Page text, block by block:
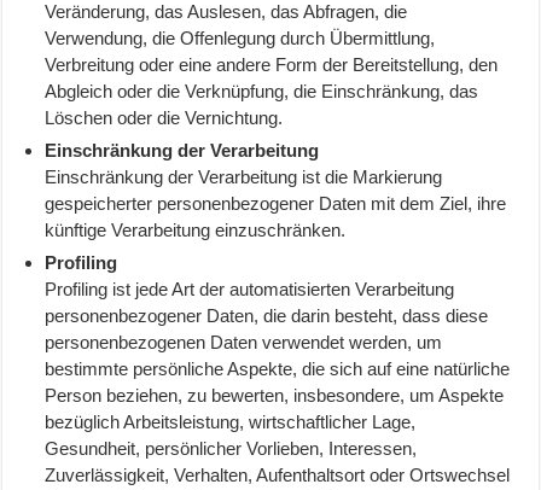
Veränderung, das Auslesen, das Abfragen, die
Verwendung, die Offenlegung durch Übermittlung,
Verbreitung oder eine andere Form der Bereitstellung, den
Abgleich oder die Verknüpfung, die Einschränkung, das
Löschen oder die Vernichtung.
Einschränkung der Verarbeitung
Einschränkung der Verarbeitung ist die Markierung
gespeicherter personenbezogener Daten mit dem Ziel, ihre
künftige Verarbeitung einzuschränken.
Profiling
Profiling ist jede Art der automatisierten Verarbeitung
personenbezogener Daten, die darin besteht, dass diese
personenbezogenen Daten verwendet werden, um
bestimmte persönliche Aspekte, die sich auf eine natürliche
Person beziehen, zu bewerten, insbesondere, um Aspekte
bezüglich Arbeitsleistung, wirtschaftlicher Lage,
Gesundheit, persönlicher Vorlieben, Interessen,
Zuverlässigkeit, Verhalten, Aufenthaltsort oder Ortswechsel